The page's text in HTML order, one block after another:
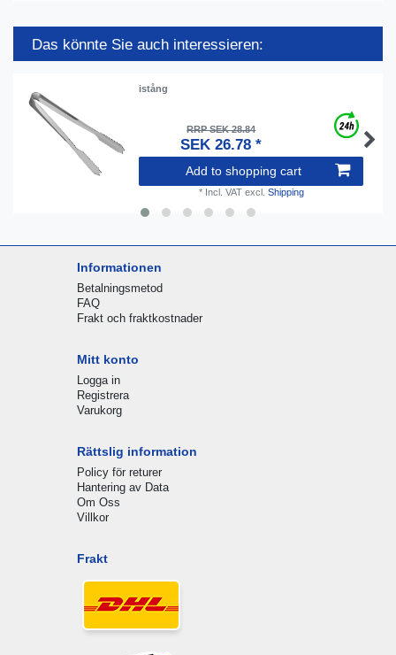
Das könnte Sie auch interessieren:
istång
RRP SEK 28.84
SEK 26.78 *
Add to shopping cart
* Incl. VATexcl. Shipping
Informationen
Betalningsmetod
FAQ
Frakt och fraktkostnader
Mitt konto
Logga in
Registrera
Varukorg
Rättslig information
Policy för returer
Hantering av Data
Om Oss
Villkor
Frakt